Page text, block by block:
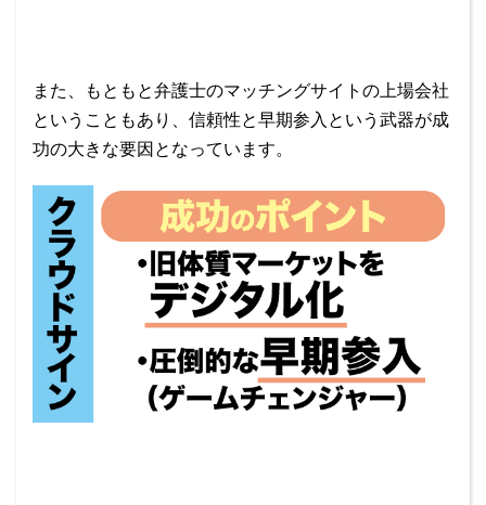
また、もともと弁護士のマッチングサイトの上場会社
ということもあり、信頼性と早期参入という武器が成
功の大きな要因となっています。